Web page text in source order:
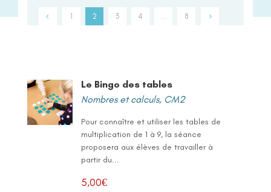
1 2 3 4 8
Le Bingo des tables
Nombres et calculs, CM2
Pour connaître et utiliser les tables de
multiplication de 1 à 9, la séance
proposera aux élèves de travailler à
partir du...
5,00€